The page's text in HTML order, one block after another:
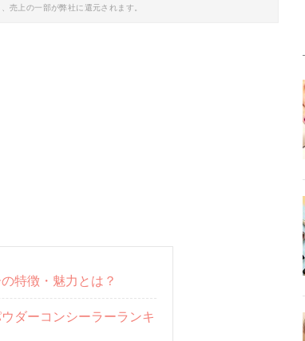
売上の一部が弊社に還元されます。
特徴・魅力とは？
ダーコンシーラーランキ